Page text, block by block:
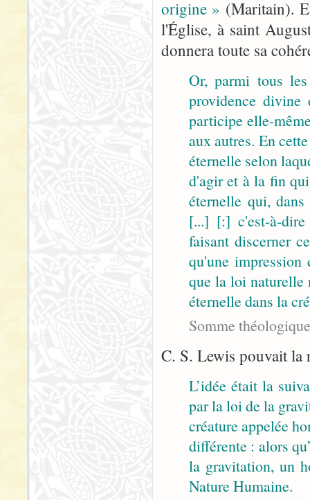
origine » (Maritain).
l'Église, à saint
donnera toute sa
Or, parmi tous
providence divine
participe elle-
aux autres. En
éternelle selon
d'agir et à la fin
éternelle qui,
[...] [:] c'est-à-
faisant discerner
qu'une
que la loi naturelle
éternelle dans la
Somme
C. S. Lewis pouvait la
L’idée était la
par la loi de la
créature appelée
différente : alors
la gravitation, un
Nature Humaine.